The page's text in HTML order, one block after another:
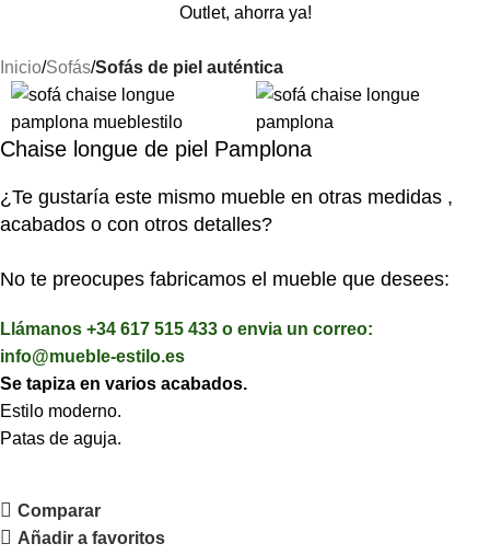
Outlet, ahorra ya!
Inicio Sofás Sofás de piel auténtica
Chaise longue de piel Pamplona
¿Te gustaría este mismo mueble en otras medidas ,
acabados o con otros detalles?
No te preocupes fabricamos el mueble que desees:
Llámanos +34 617 515 433 o envia un correo:
info@mueble-estilo.es
Se tapiza en varios acabados.
Estilo moderno.
Patas de aguja.
Comparar
Añadir a favoritos